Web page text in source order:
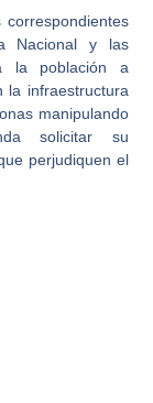
correspondientes
Nacional y las
la población a
la infraestructura
manipulando
solicitar su
perjudiquen el